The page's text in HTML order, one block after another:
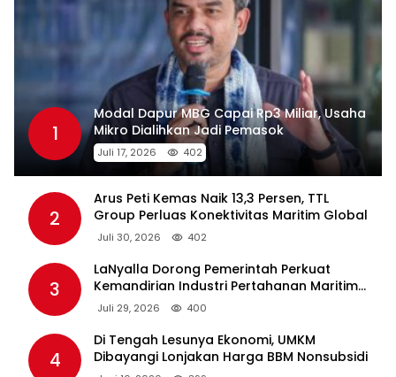
1
Modal Dapur MBG Capai Rp3 Miliar, Usaha
Mikro Dialihkan Jadi Pemasok
Juli 17, 2026 402
2
Arus Peti Kemas Naik 13,3 Persen, TTL
Group Perluas Konektivitas Maritim Global
Juli 30, 2026 402
3
LaNyalla Dorong Pemerintah Perkuat
Kemandirian Industri Pertahanan Maritim
Lewat PT PAL
Juli 29, 2026 400
4
Di Tengah Lesunya Ekonomi, UMKM
Dibayangi Lonjakan Harga BBM Nonsubsidi